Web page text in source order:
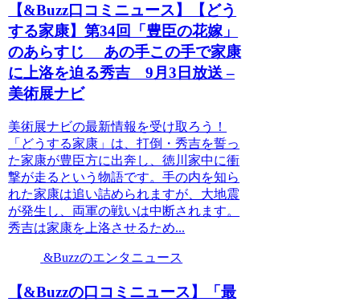
【&Buzz口コミニュース】【どう
する家康】第34回「豊臣の花嫁」
のあらすじ あの手この手で家康
に上洛を迫る秀吉 9月3日放送 –
美術展ナビ
美術展ナビの最新情報を受け取ろう！
「どうする家康」は、打倒・秀吉を誓っ
た家康が豊臣方に出奔し、徳川家中に衝
撃が走るという物語です。手の内を知ら
れた家康は追い詰められますが、大地震
が発生し、両軍の戦いは中断されます。
秀吉は家康を上洛させるため...
&Buzzのエンタニュース
【&Buzzの口コミニュース】「最